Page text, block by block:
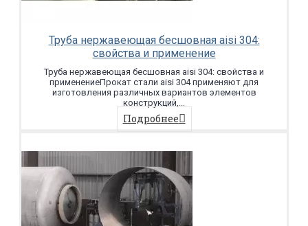
Труба нержавеющая бесшовная aisi 304:
свойства и применение
Труба нержавеющая бесшовная aisi 304: свойства и
применениеПрокат стали aisi 304 применяют для
изготовления различных вариантов элементов
конструкций,...
Подробнее